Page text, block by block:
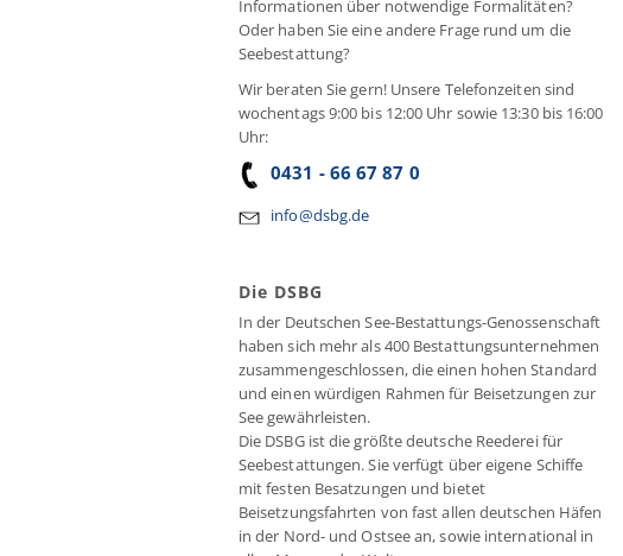
Informationen über notwendige Formalitäten?
Oder haben Sie eine andere Frage rund um die
Seebestattung?
Wir beraten Sie gern! Unsere Telefonzeiten sind
wochentags 9:00 bis 12:00 Uhr sowie 13:30 bis 16:00
Uhr:
0431 - 66 67 87 0
info@dsbg.de
Die DSBG
In der Deutschen See-Bestattungs-Genossenschaft
haben sich mehr als 400 Bestattungsunternehmen
zusammengeschlossen, die einen hohen Standard
und einen würdigen Rahmen für Beisetzungen zur
See gewährleisten.
Die DSBG ist die größte deutsche Reederei für
Seebestattungen. Sie verfügt über eigene Schiffe
mit festen Besatzungen und bietet
Beisetzungsfahrten von fast allen deutschen Häfen
in der Nord- und Ostsee an, sowie international in